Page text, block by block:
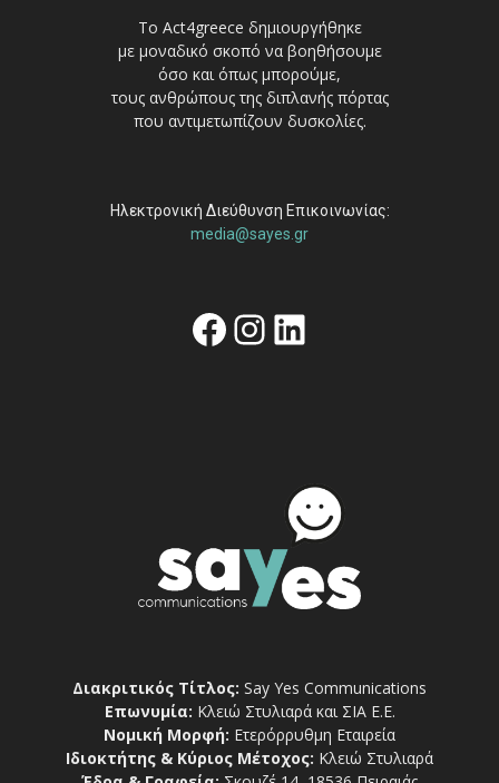
Το Act4greece δημιουργήθηκε
με μοναδικό σκοπό να βοηθήσουμε
όσο και όπως μπορούμε,
τους ανθρώπους της διπλανής πόρτας
που αντιμετωπίζουν δυσκολίες.
Ηλεκτρονική Διεύθυνση Επικοινωνίας:
media@sayes.gr
Facebook
Instagram
Linkedin
Διακριτικός Τίτλος: Say Yes Communications
Επωνυμία: Κλειώ Στυλιαρά και ΣΙΑ Ε.Ε.
Νομική Μορφή: Ετερόρρυθμη Εταιρεία
Ιδιοκτήτης & Κύριος Μέτοχος: Κλειώ Στυλιαρά